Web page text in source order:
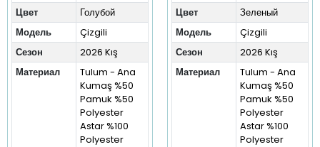
Цвет
Голубой
Модель
Çizgili
Сезон
2026 Kış
Материал
Tulum - Ana
Kumaş %50
Pamuk %50
Polyester
Astar %100
Polyester
Цвет
Зеленый
Модель
Çizgili
Сезон
2026 Kış
Материал
Tulum - Ana
Kumaş %50
Pamuk %50
Polyester
Astar %100
Polyester